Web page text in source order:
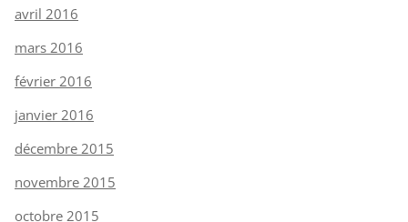
avril 2016
mars 2016
février 2016
janvier 2016
décembre 2015
novembre 2015
octobre 2015